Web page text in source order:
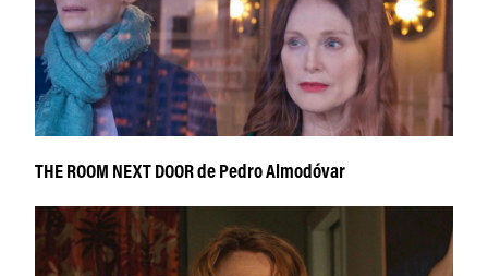
THE ROOM NEXT DOOR de Pedro Almodóvar